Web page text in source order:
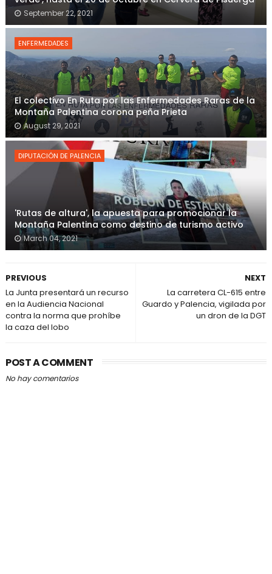
September 22, 2021
ENFERMEDADES
El colectivo En Ruta por las Enfermedades Raras de la
Montaña Palentina corona peña Prieta
August 29, 2021
DIPUTACIÓN DE PALENCIA
'Rutas de altura', la apuesta para promocionar la
Montaña Palentina como destino de turismo activo
March 04, 2021
NEXT
La carretera CL-615 entre
Guardo y Palencia, vigilada por
un dron de la DGT
PREVIOUS
La Junta presentará un recurso
en la Audiencia Nacional
contra la norma que prohíbe
la caza del lobo
POST A COMMENT
No hay comentarios